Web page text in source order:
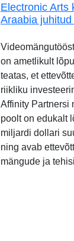
Electronic Arts
Araabia
on ametlikult
teatas, et
riikliku
Affinity Partnersi
poolt on edukalt
miljardi dollari
ning avab
mängude ja